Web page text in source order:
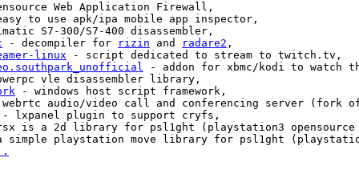
Web Application Firewall,
to use apk/ipa mobile app inspector,
S7-300/S7-400 disassembler,
- decompiler for rizin and radare2 ,
linux - script dedicated to stream to twitch.tv,
- addon for xbmc/kodi to watch
vle disassembler library,
- windows host script framework,
audio/video call and conferencing server (fork
lxpanel plugin to support cryfs,
is a 2d library for psl1ght (playstation3 opensource
playstation move library for psl1ght